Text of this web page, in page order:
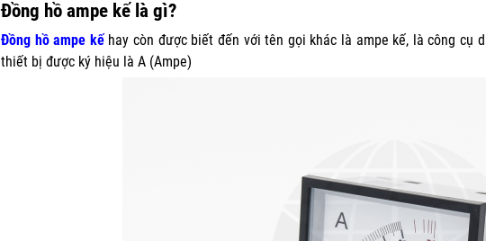
Đồng hồ ampe kế là gì?
Đồng hồ ampe kếhay còn được biết đến với tên gọi khác là ampe kế, là công cụ
thiết bị được ký hiệu là A (Ampe)